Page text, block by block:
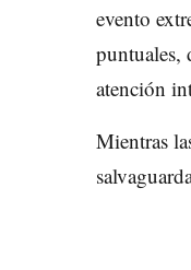
evento
puntuales,
atención
Mientras